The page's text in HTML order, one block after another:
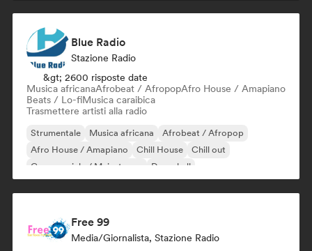
Blue Radio
Stazione Radio
&gt; 2600 risposte date
Musica africanaAfrobeat / AfropopAfro House / Amapiano
Beats / Lo-fiMusica caraibica
Trasmettere artisti alla radio
Strumentale Musica africana
Afrobeat / Afropop
Afro House / Amapiano
Chill House
Chill out
Commerciale / Mainstream
Dancehall
Free 99
Media/Giornalista, Stazione Radio